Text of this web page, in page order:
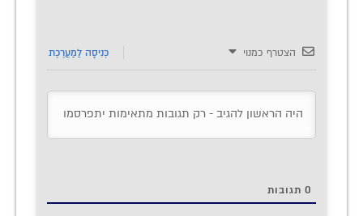
הצטרף כמנוי כְּנִיסָה לַמַעֲרֶכֶת
0 תגובות